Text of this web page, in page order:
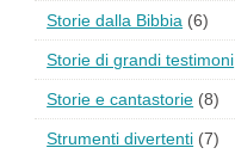
Storie dalla Bibbia (6)
Storie di grandi testimoni
Storie e cantastorie (8)
Strumenti divertenti (7)